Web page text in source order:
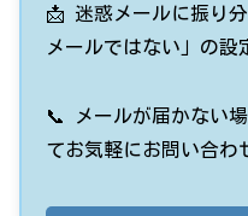
📩 迷惑メールに振り
メールではない」の設
📞 メールが届かない
てお気軽にお問い合わ